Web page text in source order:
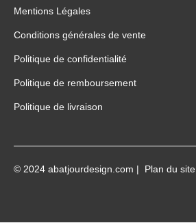
Mentions Légales
Conditions générales de vente
Politique de confidentialité
Politique de remboursement
Politique de livraison
© 2024 abatjourdesign.com | Plan du site